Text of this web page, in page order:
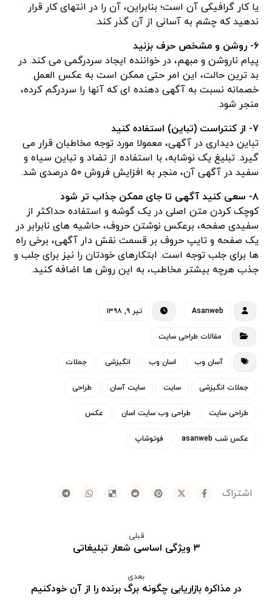
یا کار گرافیکی آن است؛ بنابراین، آن را در انتهای کار قرار
ندهید که چشم به آسانی از آن گذر کند.
۶- روشن و مشخص حرف بزنید
پیام ناروشن و مبهم، در خواننده ایجاد سردرگمی می کند. در
بد ترین حالت، این امر حتی ممکن است به عکس العمل
خصمانه نسبت به آگهی دهنده ای که آنها را سردرگم کرده،
منجر شود.
۷- از کنتراست (تباین) استفاده کنید
تباین دیداری در آگهی، معمولا مورد توجه مخاطبان قرار می
گیرد. تبلیغ یک نوشابه، با استفاده از تضاد و تباین سیاه و
سفید در آگهی آن، منجر به افزایش فروش ۵۰ درصدی شد.
۸- سعی کنید آگهی تا جای ممکن جذاب تر شود
کوچک کردن متن اصلی در یک گوشه و استفاده حداکثر از
سفیدی صفحه، برعکس نوشتن حروف، حاشیه های نابرابر در
یک صفحه و تایپ حروف بر قسمت نقش دار آگهی، برخی راه
ها برای جلب توجه است. ابتکارهای خودتان را نیز برای جلب و
جذب هرچه بیشتر مخاطب، به این روش ها اضافه کنید.
Asanweb تیر ۹, ۱۳۹۸
مقالات طراحی سایت
آسان وب اسان وب انگیزشی جملات
جملات انگیزشی سایت سایت آسان طراحی
طراحی سایت طراحی وب سایت اسان عکس
عکس شب asanweb فوتوشاپ
قبلی
۳ ویژگی اساسی شعار تبلیغاتی
بعدی
در مذاکره بازاریابی چگونه برگ برنده را از آن خودکنیم